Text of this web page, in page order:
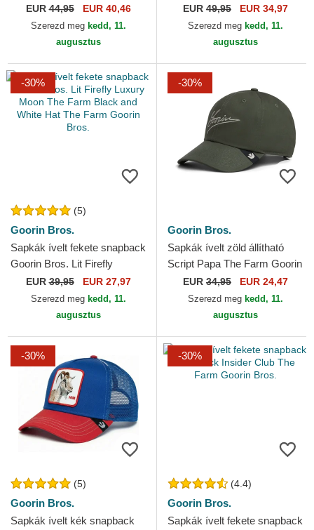
Farm Goorin Bros.
EUR44,95 EUR 40,46
Szerezd meg kedd, 11.
augusztus
Horse Horse Play The Farm
Purple Hat The Farm...
EUR 49,95 EUR 34,97
Szerezd meg kedd, 11.
augusztus
-30%
(5)
Goorin Bros.
Sapkák ívelt fekete snapback
Goorin Bros. Lit Firefly
Luxury Moon The Farm
Black and White Hat...
EUR39,95 EUR 27,97
Szerezd meg kedd, 11.
augusztus
-30%
Goorin Bros.
Sapkák ívelt zöld állítható
Script Papa The Farm Goorin
Bros.EUR 34,95 EUR 24,47
Szerezd meg kedd, 11.
augusztus
-30%
(5)
Goorin Bros.
Sapkák ívelt kék snapback
-30%
(4.4)
Goorin Bros.
Sapkák ívelt fekete snapback